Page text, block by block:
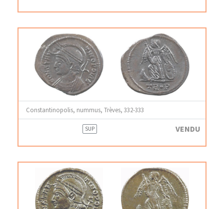
Constantinopolis, nummus, Trèves, 332-333
SUP VENDU